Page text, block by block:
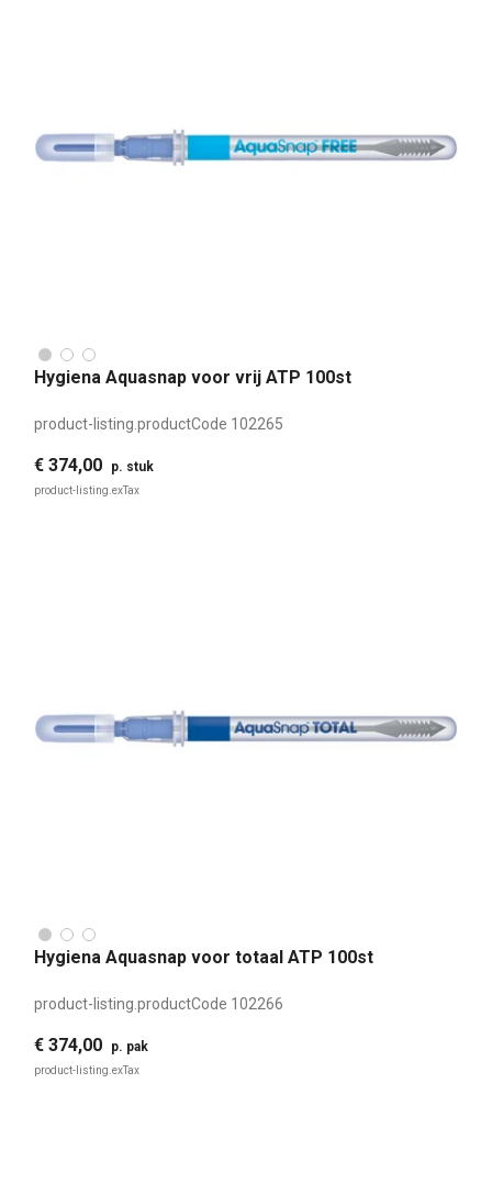
Hygiena Aquasnap voor vrij ATP 100st
product-listing.productCode 102265
€ 374,00 p. stuk
product-listing.exTax
Hygiena Aquasnap voor totaal ATP 100st
product-listing.productCode 102266
€ 374,00 p. pak
product-listing.exTax